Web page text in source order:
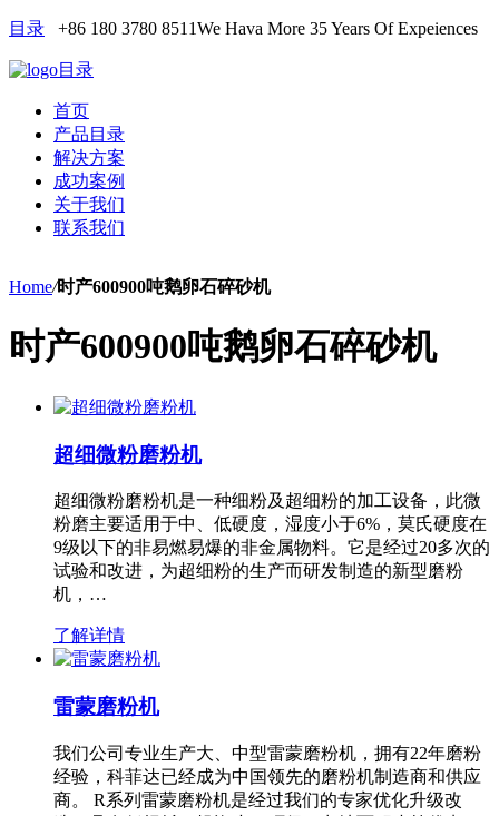
目录 +86 180 3780 8511We Hava More 35 Years Of Expeiences
目录
首页
产品目录
解决方案
成功案例
关于我们
联系我们
Home/时产600900吨鹅卵石碎砂机
时产600900吨鹅卵石碎砂机
超细微粉磨粉机
超细微粉磨粉机是一种细粉及超细粉的加工设备，此微
粉磨主要适用于中、低硬度，湿度小于6%，莫氏硬度在
9级以下的非易燃易爆的非金属物料。它是经过20多次的
试验和改进，为超细粉的生产而研发制造的新型磨粉
机，…
了解详情
雷蒙磨粉机
我们公司专业生产大、中型雷蒙磨粉机，拥有22年磨粉
经验，科菲达已经成为中国领先的磨粉机制造商和供应
商。 R系列雷蒙磨粉机是经过我们的专家优化升级改